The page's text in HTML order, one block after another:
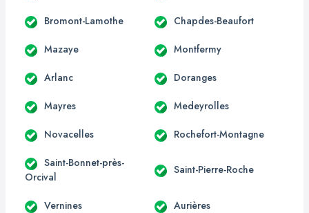
Bromont-Lamothe Chapdes-Beaufort
Mazaye Montfermy
Arlanc Doranges
Mayres Medeyrolles
Novacelles Rochefort-Montagne
Saint-Bonnet-près-
Orcival
Saint-Pierre-Roche
Vernines Aurières